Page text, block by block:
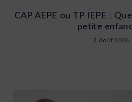
CAP AEPE ou TP IEPE :
petite
3 Août 2026